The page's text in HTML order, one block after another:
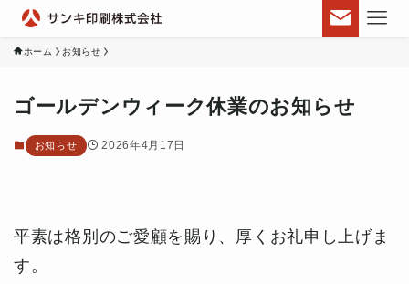
ホーム お知らせ
ゴールデンウィーク休業のお知らせ
お知らせ 2026年4月17日
平素は格別のご愛顧を賜り、厚くお礼申し上げま
す。